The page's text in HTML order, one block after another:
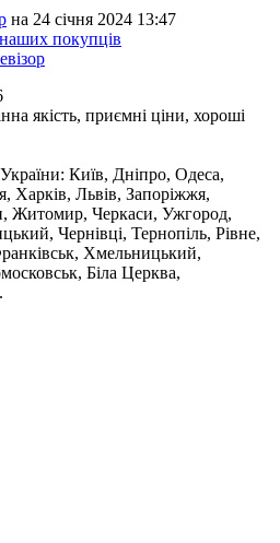
на 24 січня 2024 13:47
покупців
якість, приємні ціни, хороші
Київ, Дніпро, Одеса,
Харків, Львів, Запоріжжя,
Житомир, Черкаси, Ужгород,
Чернівці, Тернопіль, Рівне,
Хмельницький,
Біла Церква,